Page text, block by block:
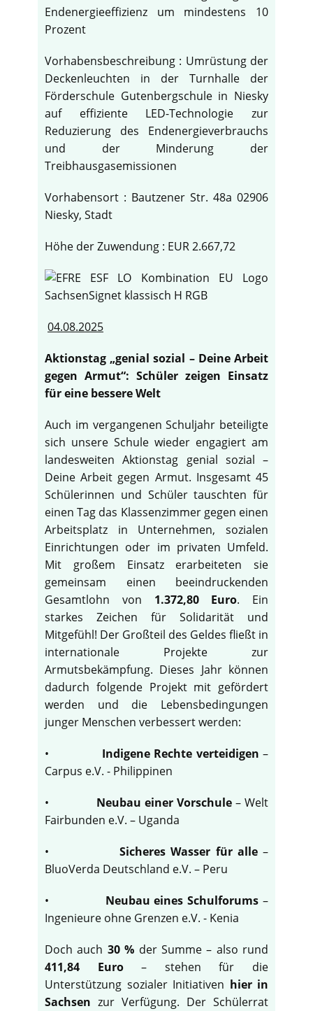
Endenergieeffizienz um mindestens 10
Prozent
Vorhabensbeschreibung : Umrüstung der
Deckenleuchten in der Turnhalle der
Förderschule Gutenbergschule in Niesky
auf effiziente LED-Technologie zur
Reduzierung des Endenergieverbrauchs
und der Minderung der
Treibhausgasemissionen
Vorhabensort : Bautzener Str. 48a 02906
Niesky, Stadt
Höhe der Zuwendung : EUR 2.667,72
04.08.2025
Aktionstag „genial sozial – Deine Arbeit
gegen Armut“: Schüler zeigen Einsatz
für eine bessere Welt
Auch im vergangenen Schuljahr beteiligte
sich unsere Schule wieder engagiert am
landesweiten Aktionstag genial sozial –
Deine Arbeit gegen Armut. Insgesamt 45
Schülerinnen und Schüler tauschten für
einen Tag das Klassenzimmer gegen einen
Arbeitsplatz in Unternehmen, sozialen
Einrichtungen oder im privaten Umfeld.
Mit großem Einsatz erarbeiteten sie
gemeinsam einen beeindruckenden
Gesamtlohn von 1.372,80 Euro. Ein
starkes Zeichen für Solidarität und
Mitgefühl! Der Großteil des Geldes fließt in
internationale Projekte zur
Armutsbekämpfung. Dieses Jahr können
dadurch folgende Projekt mit gefördert
werden und die Lebensbedingungen
junger Menschen verbessert werden:
• Indigene Rechte verteidigen –
Carpus e.V. - Philippinen
• Neubau einer Vorschule – Welt
Fairbunden e.V. – Uganda
•Sicheres Wasser für alle–
BluoVerda Deutschland e.V. – Peru
• Neubau eines Schulforums –
Ingenieure ohne Grenzen e.V. - Kenia
Doch auch 30 % der Summe – also rund
411,84 Euro– stehen für die
Unterstützung sozialer Initiativen hier in
Sachsen zur Verfügung. Der Schülerrat